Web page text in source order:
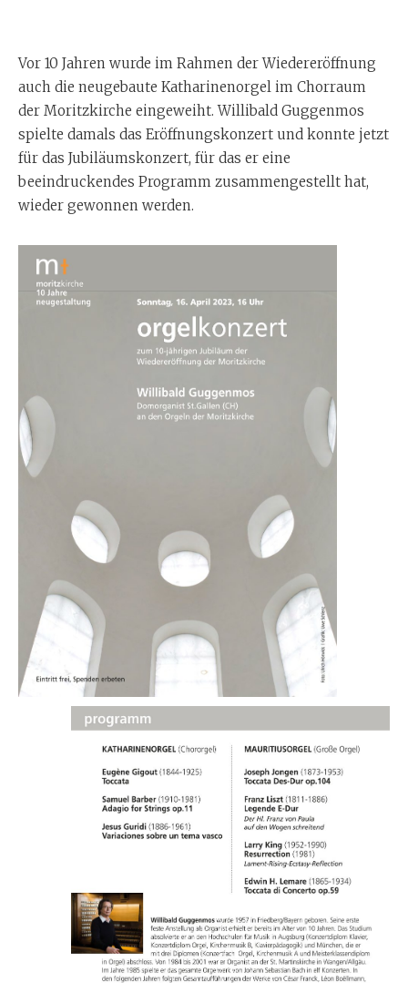
Vor 10 Jahren wurde im Rahmen der Wiedereröffnung
auch die neugebaute Katharinenorgel im Chorraum
der Moritzkirche eingeweiht. Willibald Guggenmos
spielte damals das Eröffnungskonzert und konnte jetzt
für das Jubiläumskonzert, für das er eine
beeindruckendes Programm zusammengestellt hat,
wieder gewonnen werden.